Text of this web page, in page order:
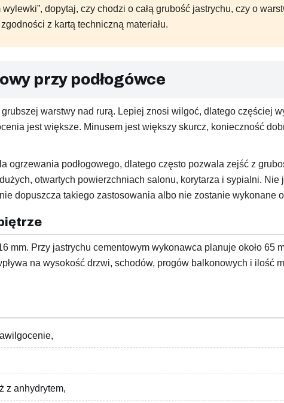
dopytaj, czy chodzi o całą grubość jastrychu, czy o
z kartą techniczną materiału.
przy podłogówce
warstwy nad rurą. Lepiej znosi wilgoć, dlatego częściej
jest większe. Minusem jest większy skurcz, konieczność
ogrzewania podłogowego, dlatego często pozwala zejść z
otwartych powierzchniach salonu, korytarza i sypialni. Nie
dopuszcza takiego zastosowania albo nie zostanie wykonane
mm. Przy jastrychu cementowym wykonawca planuje około 65
na wysokość drzwi, schodów, progów balkonowych i ilość
z anhydrytem,